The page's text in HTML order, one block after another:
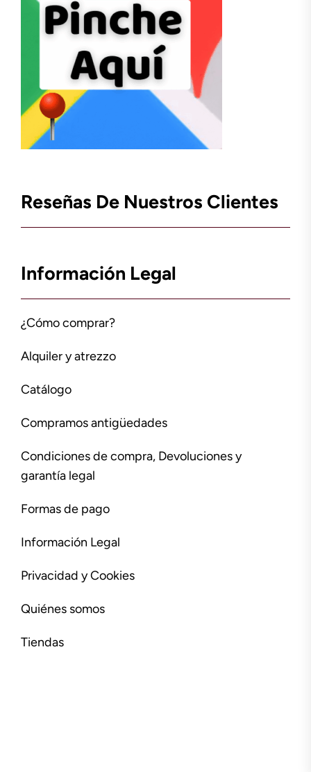
Reseñas De Nuestros Clientes
Información Legal
¿Cómo comprar?
Alquiler y atrezzo
Catálogo
Compramos antigüedades
Condiciones de compra, Devoluciones y
garantía legal
Formas de pago
Información Legal
Privacidad y Cookies
Quiénes somos
Tiendas